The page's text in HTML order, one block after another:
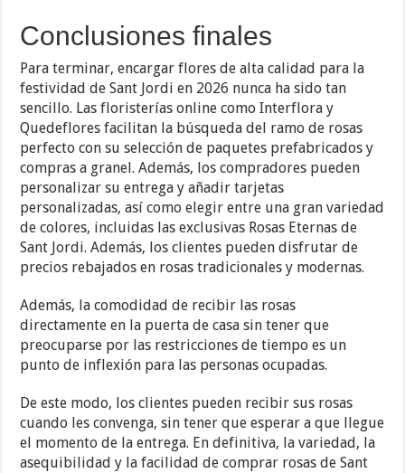
Conclusiones finales
Para terminar, encargar flores de alta calidad para la
festividad de Sant Jordi en 2026 nunca ha sido tan
sencillo. Las floristerías online como Interflora y
Quedeflores facilitan la búsqueda del ramo de rosas
perfecto con su selección de paquetes prefabricados y
compras a granel. Además, los compradores pueden
personalizar su entrega y añadir tarjetas
personalizadas, así como elegir entre una gran variedad
de colores, incluidas las exclusivas Rosas Eternas de
Sant Jordi. Además, los clientes pueden disfrutar de
precios rebajados en rosas tradicionales y modernas.
Además, la comodidad de recibir las rosas
directamente en la puerta de casa sin tener que
preocuparse por las restricciones de tiempo es un
punto de inflexión para las personas ocupadas.
De este modo, los clientes pueden recibir sus rosas
cuando les convenga, sin tener que esperar a que llegue
el momento de la entrega. En definitiva, la variedad, la
asequibilidad y la facilidad de comprar rosas de Sant